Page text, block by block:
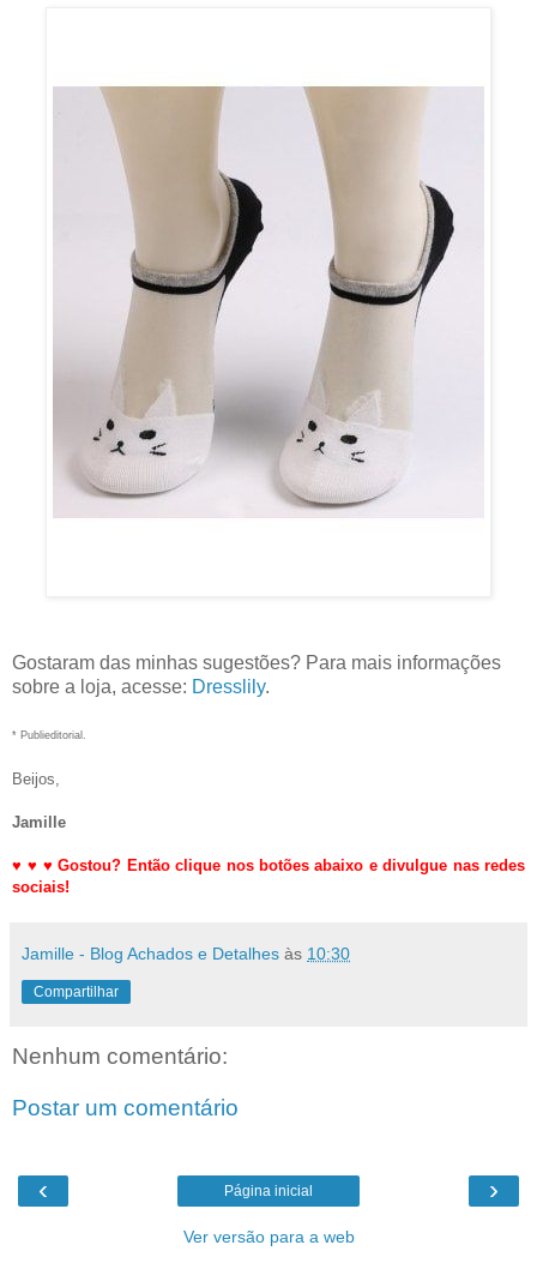
Gostaram das minhas sugestões? Para mais informações
sobre a loja, acesse: Dresslily.
* Publieditorial.
Beijos,
Jamille
♥ ♥ ♥Gostou? Então clique nos botões abaixo e divulgue nas redes
sociais!
Jamille - Blog Achados e Detalhes às 10:30
Compartilhar
Nenhum comentário:
Postar um comentário
‹ ›
Página inicial
Ver versão para a web